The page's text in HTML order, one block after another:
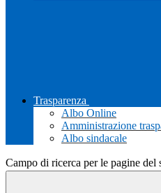
Trasparenza
Albo Online
Amministrazione
Albo sindacale
Campo di ricerca per le pagine del